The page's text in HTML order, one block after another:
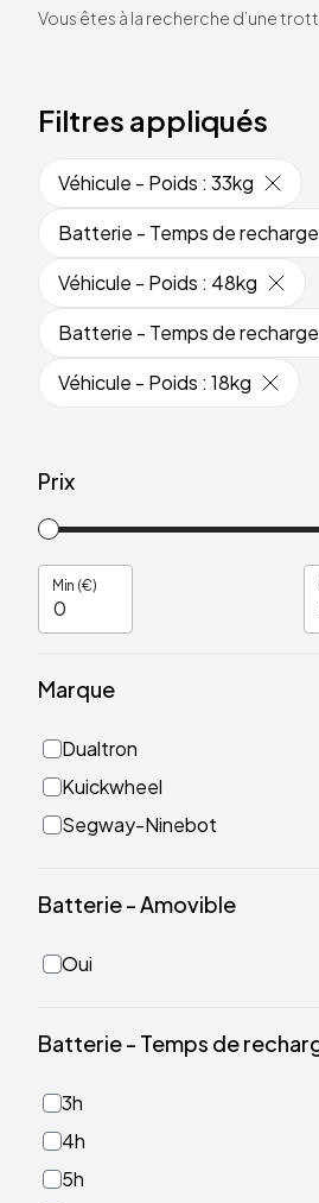
Vous êtes à la recherche d’une
Filtres appliqués
Véhicule - Poids : 33kg
Batterie - Temps de recharge
Véhicule - Poids : 48kg
Batterie - Temps de recharge
Véhicule - Poids : 18kg
Prix
Min (€)
Marque
Dualtron
Kuickwheel
Segway-Ninebot
Batterie - Amovible
Oui
Batterie - Temps de
3h
4h
5h